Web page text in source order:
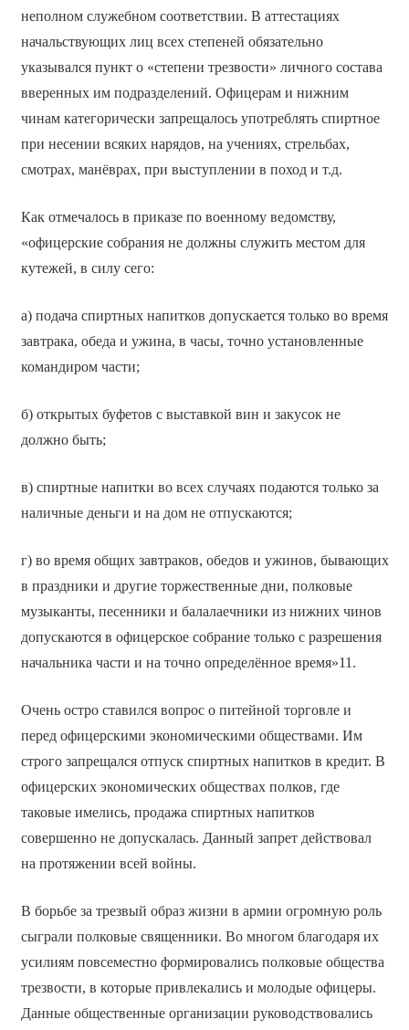
неполном служебном соответствии. В аттестациях
начальствующих лиц всех степеней обязательно
указывался пункт о «степени трезвости» личного состава
вверенных им подразделений. Офицерам и нижним
чинам категорически запрещалось употреблять спиртное
при несении всяких нарядов, на учениях, стрельбах,
смотрах, манёврах, при выступлении в поход и т.д.
Как отмечалось в приказе по военному ведомству,
«офицерские собрания не должны служить местом для
кутежей, в силу сего:
а) подача спиртных напитков допускается только во время
завтрака, обеда и ужина, в часы, точно установленные
командиром части;
б) открытых буфетов с выставкой вин и закусок не
должно быть;
в) спиртные напитки во всех случаях подаются только за
наличные деньги и на дом не отпускаются;
г) во время общих завтраков, обедов и ужинов, бывающих
в праздники и другие торжественные дни, полковые
музыканты, песенники и балалаечники из нижних чинов
допускаются в офицерское собрание только с разрешения
начальника части и на точно определённое время»11.
Очень остро ставился вопрос о питейной торговле и
перед офицерскими экономическими обществами. Им
строго запрещался отпуск спиртных напитков в кредит. В
офицерских экономических обществах полков, где
таковые имелись, продажа спиртных напитков
совершенно не допускалась. Данный запрет действовал
на протяжении всей войны.
В борьбе за трезвый образ жизни в армии огромную роль
сыграли полковые священники. Во многом благодаря их
усилиям повсеместно формировались полковые общества
трезвости, в которые привлекались и молодые офицеры.
Данные общественные организации руководствовались